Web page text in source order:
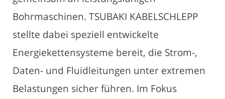
Bohrmaschinen. TSUBAKI KABELSCHLEPP
stellte dabei speziell entwickelte
Energiekettensysteme bereit, die Strom-,
Daten- und Fluidleitungen unter extremen
Belastungen sicher führen. Im Fokus